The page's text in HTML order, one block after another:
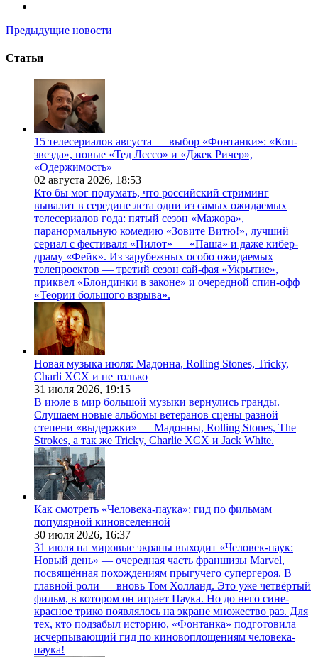
Предыдущие новости
Статьи
15 телесериалов августа — выбор «Фонтанки»: «Коп-
звезда», новые «Тед Лессо» и «Джек Ричер»,
«Одержимость»
02 августа 2026, 18:53
Кто бы мог подумать, что российский стриминг
вывалит в середине лета одни из самых ожидаемых
телесериалов года: пятый сезон «Мажора»,
паранормальную комедию «Зовите Витю!», лучший
сериал с фестиваля «Пилот» — «Паша» и даже кибер-
драму «Фейк». Из зарубежных особо ожидаемых
телепроектов — третий сезон сай-фая «Укрытие»,
приквел «Блондинки в законе» и очередной спин-офф
«Теории большого взрыва».
Новая музыка июля: Мадонна, Rolling Stones, Tricky,
Charli XCX и не только
31 июля 2026, 19:15
В июле в мир большой музыки вернулись гранды.
Слушаем новые альбомы ветеранов сцены разной
степени «выдержки» — Мадонны, Rolling Stones, The
Strokes, а так же Tricky, Charlie XCX и Jack White.
Как смотреть «Человека-паука»: гид по фильмам
популярной киновселенной
30 июля 2026, 16:37
31 июля на мировые экраны выходит «Человек-паук:
Новый день» — очередная часть франшизы Marvel,
посвящённая похождениям прыгучего супергероя. В
главной роли — вновь Том Холланд. Это уже четвёртый
фильм, в котором он играет Паука. Но до него сине-
красное трико появлялось на экране множество раз. Для
тех, кто подзабыл историю, «Фонтанка» подготовила
исчерпывающий гид по киновоплощениям человека-
паука!